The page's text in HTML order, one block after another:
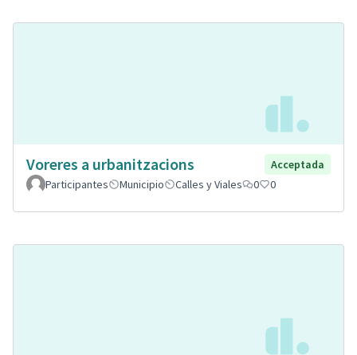
Voreres a urbanitzacions
Acceptada
Participantes
Municipio Calles y Viales 0 0